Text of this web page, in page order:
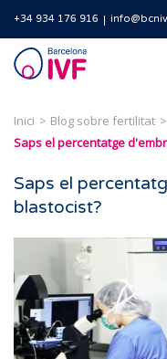
+34 934 176 916
Barcelona
IVF
Inici Blog sobre fertilitat
Saps el percentatge
Saps el
blastocist?